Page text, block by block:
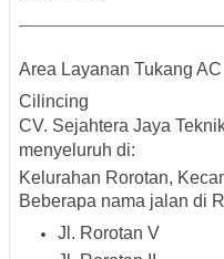
Area Layanan Tukang
Cilincing
CV. Sejahtera Jaya
menyeluruh di:
Kelurahan Rorotan,
Beberapa nama jalan di
Jl. Rorotan V